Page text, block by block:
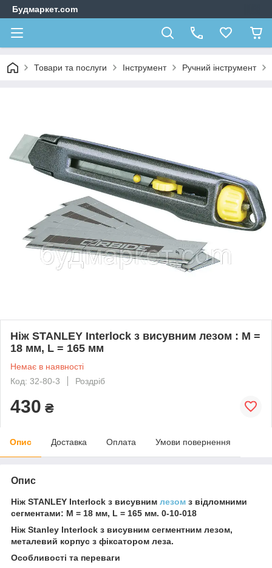
Будмаркет.com
Товари та послуги Інструмент Ручний інструмент
Ніж STANLEY Interlock з висувним лезом : M =
18 мм, L = 165 мм
Немає в наявності
Код: 32-80-3
Роздріб
430 ₴
Опис Доставка Оплата Умови повернення
Опис
Ніж STANLEY Interlock з висувним лезом з відломними
сегментами: M = 18 мм, L = 165 мм. 0-10-018
Ніж Stanley Interlock з висувним сегментним лезом,
металевий корпус з фіксатором леза.
Особливості та переваги